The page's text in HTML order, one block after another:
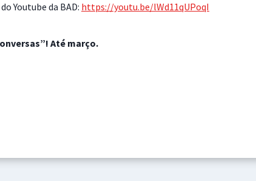
Youtube da BAD: https://youtu.be/lWd11qUPoqI
Até março.